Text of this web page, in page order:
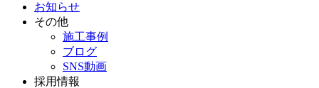
お知らせ
その他
施工事例
ブログ
SNS動画
採用情報